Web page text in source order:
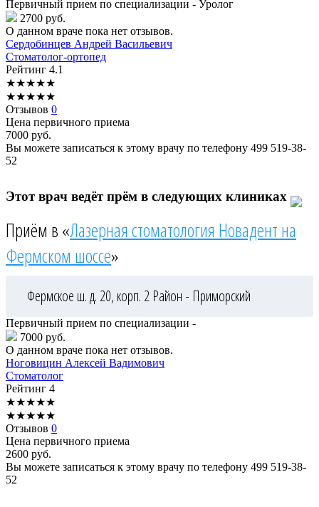
Первичный прием по специализации - Уролог
2700 руб.
О данном враче пока нет отзывов.
Сердобинцев Андрей Васильевич
Стоматолог-ортопед
Рейтинг 4.1
★★★★★
★★★★★
Отзывов 0
Цена первичного приема
7000 руб.
Вы можете записаться к этому врачу по телефону 499 519-38-
52
Этот врач ведёт прём в следующих клиниках
Приём в «Лазерная стоматология Новадент на
Фермском шоссе»
Фермское ш. д. 20, корп. 2 Район - Приморский
Первичный прием по специализации -
7000 руб.
О данном враче пока нет отзывов.
Ноговицин Алексей Вадимович
Стоматолог
Рейтинг 4
★★★★★
★★★★★
Отзывов 0
Цена первичного приема
2600 руб.
Вы можете записаться к этому врачу по телефону 499 519-38-
52